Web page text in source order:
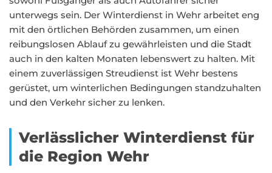
unterwegs sein. Der Winterdienst in Wehr arbeitet eng
mit den örtlichen Behörden zusammen, um einen
reibungslosen Ablauf zu gewährleisten und die Stadt
auch in den kalten Monaten lebenswert zu halten. Mit
einem zuverlässigen Streudienst ist Wehr bestens
gerüstet, um winterlichen Bedingungen standzuhalten
und den Verkehr sicher zu lenken.
Verlässlicher Winterdienst für
die Region Wehr